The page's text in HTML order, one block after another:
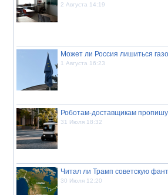
2 Августа 14:19
Может ли Россия лишиться
1 Августа 16:23
Роботам-доставщикам
31 Июля 18:32
Читал ли Трамп советскую
30 Июля 12:20